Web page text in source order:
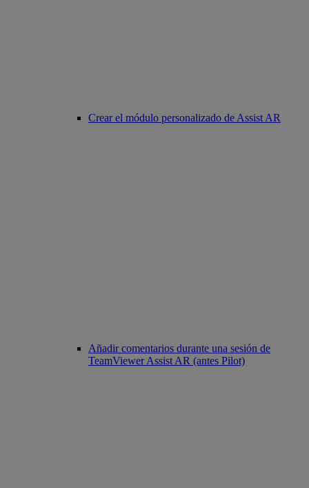
Crear el módulo personalizado de Assist AR
Añadir comentarios durante una sesión de
TeamViewer Assist AR (antes Pilot)